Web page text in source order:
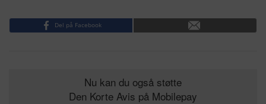
Del på Facebook
Nu kan du også støtte
Den Korte Avis på Mobilepay